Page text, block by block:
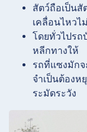
สัตว์ถือเป็นสั
เคลื่อนไหวไ
โดยทั่วไปรถ
หลีกทางให้
รถที่แซงมัก
จำเป็นต้อง
ระมัดระวัง